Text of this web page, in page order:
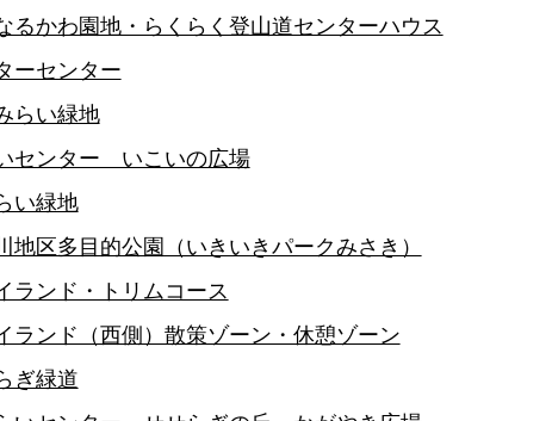
かわ園地・らくらく登山道センターハウス
ーセンター
らい緑地
センター いこいの広場
い緑地
区多目的公園（いきいきパークみさき）
ンド・トリムコース
ンド（西側）散策ゾーン・休憩ゾーン
ぎ緑道